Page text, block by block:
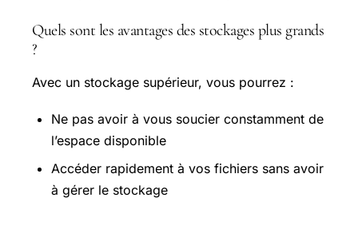
Quels sont les avantages des stockages plus grands
?
Avec un stockage supérieur, vous pourrez :
Ne pas avoir à vous soucier constamment de
l’espace disponible
Accéder rapidement à vos fichiers sans avoir
à gérer le stockage